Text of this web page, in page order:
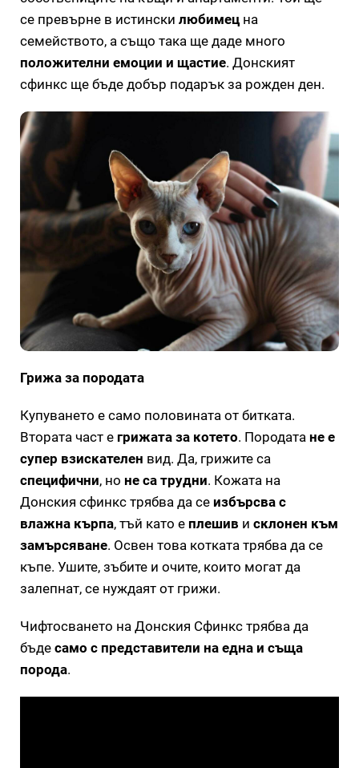
се превърне в истински любимец на
семейството, а също така ще даде много
положителни емоции и щастие. Донският
сфинкс ще бъде добър подарък за рожден ден.
Грижа за породата
Купуването е само половината от битката.
Втората част е грижата за котето. Породата не е
супер взискателен вид. Да, грижите са
специфични, но не са трудни. Кожата на
Донския сфинкс трябва да се избърсва с
влажна кърпа, тъй като е плешив и склонен към
замърсяване. Освен това котката трябва да се
къпе. Ушите, зъбите и очите, които могат да
залепнат, се нуждаят от грижи.
Чифтосването на Донския Сфинкс трябва да
бъде само с представители на една и съща
порода.